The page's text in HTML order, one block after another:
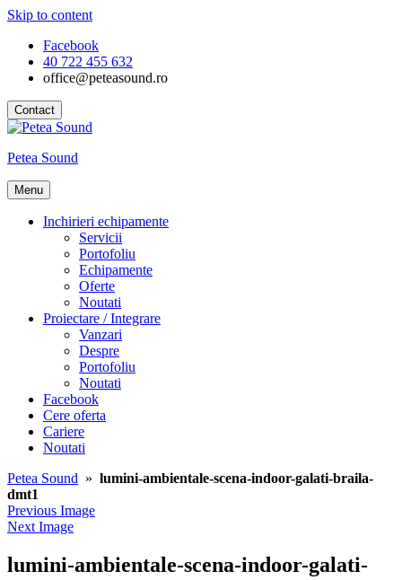
Skip to content
Facebook
40 722 455 632
office@peteasound.ro
Contact
Petea Sound
Menu
Inchirieri echipamente
Servicii
Portofoliu
Echipamente
Oferte
Noutati
Proiectare / Integrare
Vanzari
Despre
Portofoliu
Noutati
Facebook
Cere oferta
Cariere
Noutati
Petea Sound » lumini-ambientale-scena-indoor-galati-braila-
dmt1
Previous Image
Next Image
lumini-ambientale-scena-indoor-galati-